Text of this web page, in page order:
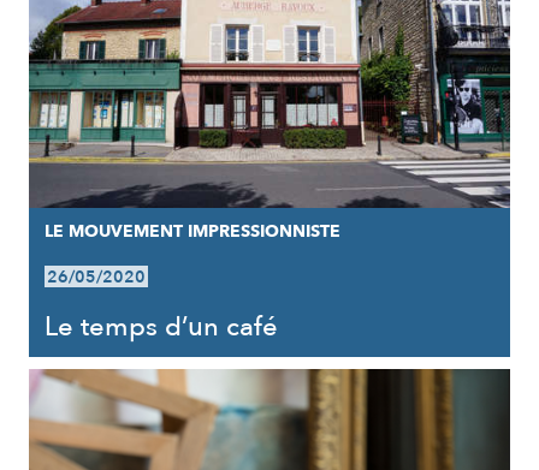
LE MOUVEMENT IMPRESSIONNISTE
26/05/2020
Le temps d’un café